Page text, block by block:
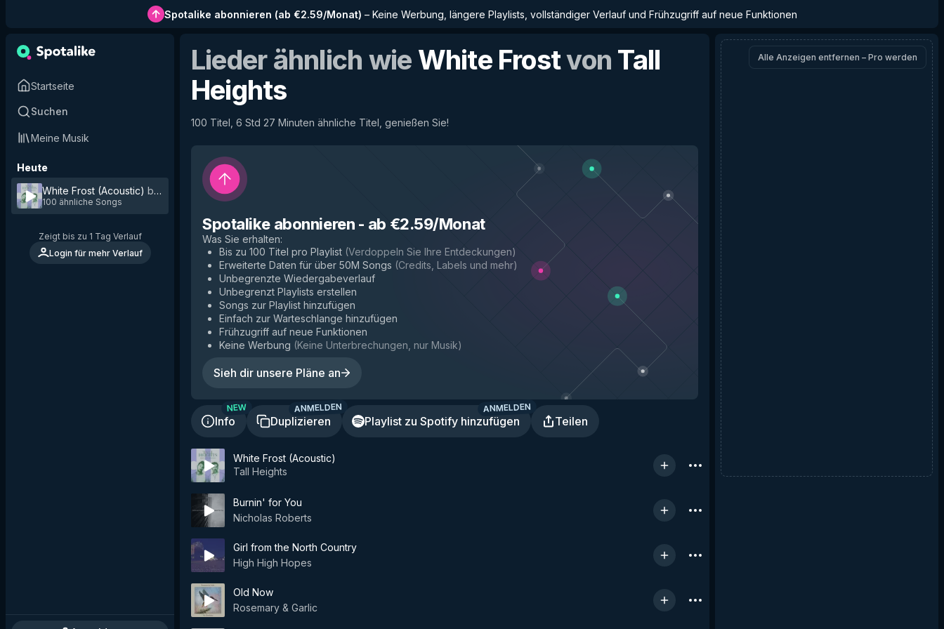
Spotalike abonnieren (ab €2.59/Monat) – Keine Werbung, längere Playlists, vollständiger Verlauf und Frühzugriff auf neue Funktionen
Startseite
Suchen
Meine Musik
Heute
White Frost (Acoustic) by Tall Heights
100 ähnliche Songs
Zeigt bis zu 1 Tag Verlauf
Login für mehr Verlauf
Lieder ähnlich wie White Frostvon Tall
Heights
100 Titel, 6 Std 27 Minuten ähnliche Titel, genießen Sie!
Spotalike abonnieren - ab €2.59/Monat
Was Sie erhalten:
Bis zu 100 Titel pro Playlist (Verdoppeln Sie Ihre Entdeckungen)
Erweiterte Daten für über 50M Songs (Credits, Labels und mehr)
Unbegrenzte Wiedergabeverlauf
Unbegrenzt Playlists erstellen
Songs zur Playlist hinzufügen
Einfach zur Warteschlange hinzufügen
Frühzugriff auf neue Funktionen
Keine Werbung (Keine Unterbrechungen, nur Musik)
Sieh dir unsere Pläne an
Info
NEW
Duplizieren
ANMELDEN
Playlist zu Spotify hinzufügen
ANMELDEN
Teilen
White Frost (Acoustic)
Tall Heights
Burnin' for You
Nicholas Roberts
Girl from the North Country
High High Hopes
Old Now
Rosemary & Garlic
Alle Anzeigen entfernen – Pro werden